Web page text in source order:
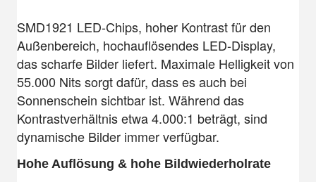
SMD1921 LED-Chips, hoher Kontrast für den
Außenbereich, hochauflösendes LED-Display,
das scharfe Bilder liefert. Maximale Helligkeit von
55.000 Nits sorgt dafür, dass es auch bei
Sonnenschein sichtbar ist. Während das
Kontrastverhältnis etwa 4.000:1 beträgt, sind
dynamische Bilder immer verfügbar.
Hohe Auflösung & hohe Bildwiederholrate